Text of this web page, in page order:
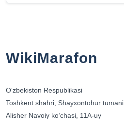
WikiMarafon
Oʻzbekiston Respublikasi
Toshkent shahri, Shayxontohur tumani
Alisher Navoiy koʻchasi, 11A-uy